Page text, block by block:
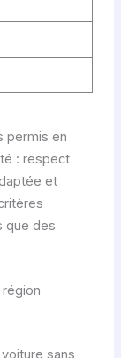
permis en
: respect
et
que des
sans